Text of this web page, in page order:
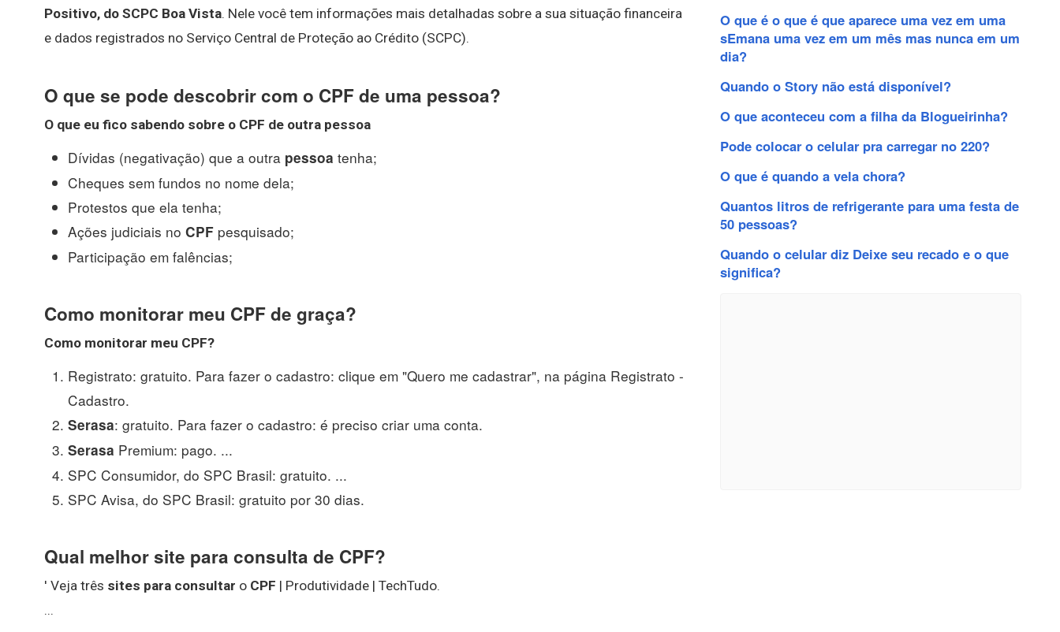
Positivo, do SCPC Boa Vista. Nele você tem informações mais detalhadas sobre a sua situação financeira
e dados registrados no Serviço Central de Proteção ao Crédito (SCPC).
O que se pode descobrir com o CPF de uma pessoa?
O que eu fico sabendo sobre o CPF de outra pessoa
Dívidas (negativação) que a outra pessoa tenha;
Cheques sem fundos no nome dela;
Protestos que ela tenha;
Ações judiciais no CPF pesquisado;
Participação em falências;
Como monitorar meu CPF de graça?
Como monitorar meu CPF?
Registrato: gratuito. Para fazer o cadastro: clique em "Quero me cadastrar", na página Registrato -
Cadastro.
Serasa: gratuito. Para fazer o cadastro: é preciso criar uma conta.
Serasa Premium: pago. ...
SPC Consumidor, do SPC Brasil: gratuito. ...
SPC Avisa, do SPC Brasil: gratuito por 30 dias.
Qual melhor site para consulta de CPF?
' Veja três sites para consultar o CPF | Produtividade | TechTudo.
...
O que é o que é que aparece uma vez em uma
sEmana uma vez em um mês mas nunca em um
dia?
Quando o Story não está disponível?
O que aconteceu com a filha da Blogueirinha?
Pode colocar o celular pra carregar no 220?
O que é quando a vela chora?
Quantos litros de refrigerante para uma festa de
50 pessoas?
Quando o celular diz Deixe seu recado e o que
significa?